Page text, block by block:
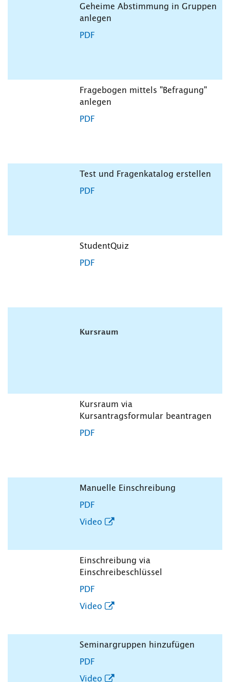
Geheime Abstimmung in Gruppen
anlegen
PDF
Fragebogen mittels "Befragung"
anlegen
PDF
Test und Fragenkatalog erstellen
PDF
StudentQuiz
PDF
Kursraum
Kursraum via
Kursantragsformular beantragen
PDF
Manuelle Einschreibung
PDF
Video
Einschreibung via
Einschreibeschlüssel
PDF
Video
Seminargruppen hinzufügen
PDF
Video